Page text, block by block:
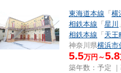
東海道本線 「 横
相鉄本線 「 星川
相鉄本線 「 天王
神奈川県横浜市
5.5万円～5.8
築年数：予定 ｜